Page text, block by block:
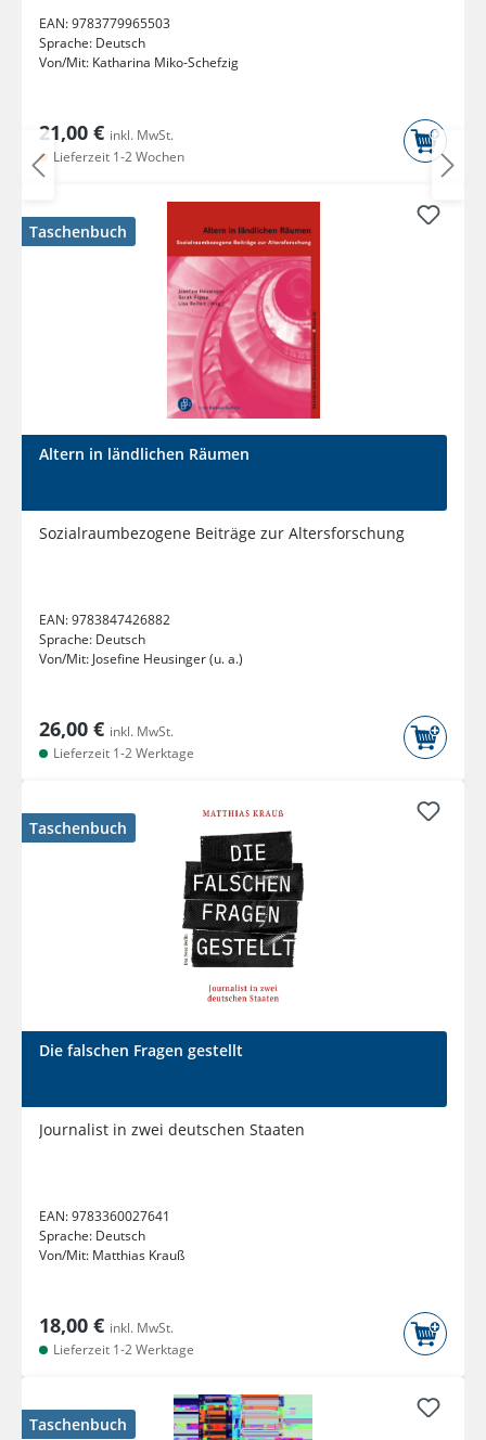
EAN:9783779965503
Sprache: Deutsch
Von/Mit: Katharina Miko-Schefzig
21,00 € inkl. MwSt.
Lieferzeit 1-2 Wochen
Taschenbuch
Altern in ländlichen Räumen
Sozialraumbezogene Beiträge zur Altersforschung
EAN:9783847426882
Sprache: Deutsch
Von/Mit: Josefine Heusinger (u. a.)
26,00 € inkl. MwSt.
Lieferzeit 1-2 Werktage
Taschenbuch
Die falschen Fragen gestellt
Journalist in zwei deutschen Staaten
EAN:9783360027641
Sprache: Deutsch
Von/Mit: Matthias Krauß
18,00 € inkl. MwSt.
Lieferzeit 1-2 Werktage
Taschenbuch